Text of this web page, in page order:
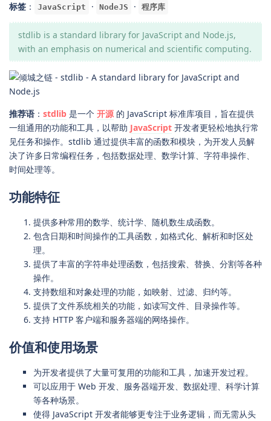
标签 ： JavaScript · NodeJS · 程序库
stdlib is a standard library for JavaScript and Node.js,
with an emphasis on numerical and scientific computing.
推荐语 ： stdlib 是一个 开源的 JavaScript 标准库项目，旨在提供
一组通用的功能和工具，以帮助 JavaScript 开发者更轻松地执行常
见任务和操作。stdlib 通过提供丰富的函数和模块，为开发人员解
决了许多日常编程任务，包括数据处理、数学计算、字符串操作、
时间处理等。
功能特征
提供多种常用的数学、统计学、随机数生成函数。
包含日期和时间操作的工具函数，如格式化、解析和时区处
理。
提供了丰富的字符串处理函数，包括搜索、替换、分割等各种
操作。
支持数组和对象处理的功能，如映射、过滤、归约等。
提供了文件系统相关的功能，如读写文件、目录操作等。
支持 HTTP 客户端和服务器端的网络操作。
价值和使用场景
为开发者提供了大量可复用的功能和工具，加速开发过程。
可以应用于 Web 开发、服务器端开发、数据处理、科学计算
等各种场景。
使得 JavaScript 开发者能够更专注于业务逻辑，而无需从头